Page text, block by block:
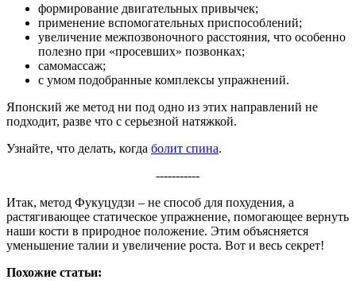
формирование двигательных привычек;
применение вспомогательных приспособлений;
увеличение межпозвоночного расстояния, что особенно
полезно при «просевших» позвонках;
самомассаж;
с умом подобранные комплексы упражнений.
Японский же метод ни под одно из этих направлений не
подходит, разве что с серьезной натяжкой.
Узнайте, что делать, когда болит спина.
-----------
Итак, метод Фукуцудзи – не способ для похудения, а
растягивающее статическое упражнение, помогающее вернуть
наши кости в природное положение. Этим объясняется
уменьшение талии и увеличение роста. Вот и весь секрет!
Похожие статьи: